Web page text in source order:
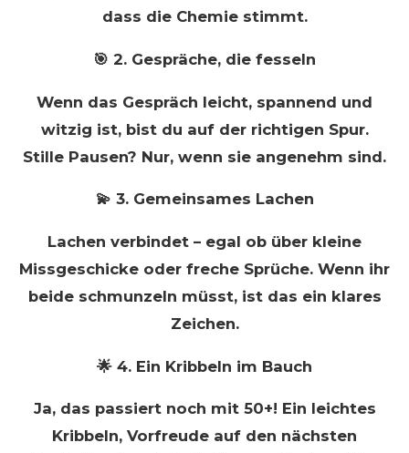
dass die Chemie stimmt.
🎯 2. Gespräche, die fesseln
Wenn das Gespräch leicht, spannend und
witzig ist, bist du auf der richtigen Spur.
Stille Pausen? Nur, wenn sie angenehm sind.
💫 3. Gemeinsames Lachen
Lachen verbindet – egal ob über kleine
Missgeschicke oder freche Sprüche. Wenn ihr
beide schmunzeln müsst, ist das ein klares
Zeichen.
🌟 4. Ein Kribbeln im Bauch
Ja, das passiert noch mit 50+! Ein leichtes
Kribbeln, Vorfreude auf den nächsten